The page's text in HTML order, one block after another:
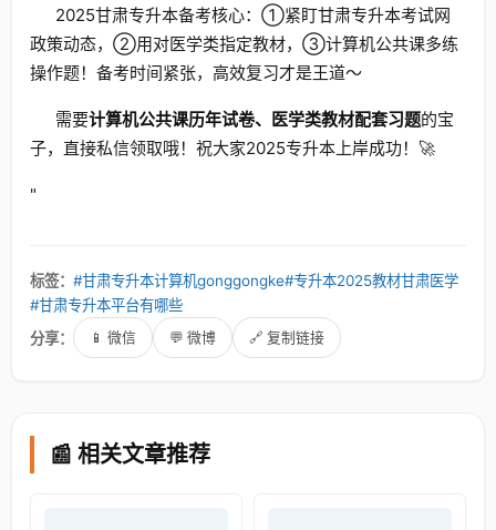
2025甘肃专升本备考核心：①紧盯甘肃专升本考试网
政策动态，②用对医学类指定教材，③计算机公共课多练
操作题！备考时间紧张，高效复习才是王道～
需要计算机公共课历年试卷、医学类教材配套习题的宝
子，直接私信领取哦！祝大家2025专升本上岸成功！🚀
"
标签： #甘肃专升本计算机gonggongke#专升本2025教材甘肃医学
#甘肃专升本平台有哪些
分享：
📱 微信 💬 微博 🔗 复制链接
📰 相关文章推荐